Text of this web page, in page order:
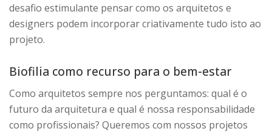
desafio estimulante pensar como os arquitetos e
designers podem incorporar criativamente tudo isto ao
projeto.
Biofilia como recurso para o bem-estar
Como arquitetos sempre nos perguntamos: qual é o
futuro da arquitetura e qual é nossa responsabilidade
como profissionais? Queremos com nossos projetos